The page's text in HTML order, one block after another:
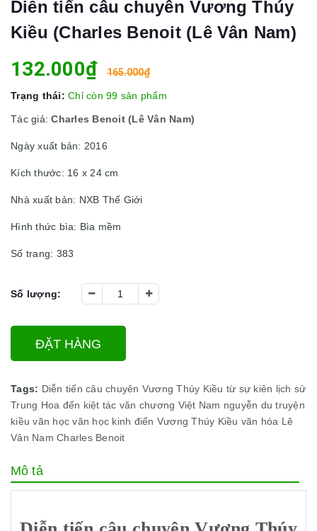
Diễn tiến câu chuyên Vương Thúy
Kiều (Charles Benoit (Lê Vân Nam)
132.000₫ 165.000₫
Trạng thái: Chỉ còn 99 sản phẩm
Tác giả:Charles Benoit (Lê Vân Nam)
Ngày xuất bản: 2016
Kích thước: 16 x 24 cm
Nhà xuất bản: NXB Thế Giới
Hình thức bìa: Bìa mềm
Số trang: 383
Số lượng:
ĐẶT HÀNG
Tags: Diễn tiến câu chuyên Vương Thúy Kiều từ sự kiên lịch sử
Trung Hoa đến kiệt tác văn chương Việt Nam nguyễn du truyện
kiều văn học văn học kinh điển Vương Thúy Kiều văn hóa Lê
Vân Nam Charles Benoit
Mô tả